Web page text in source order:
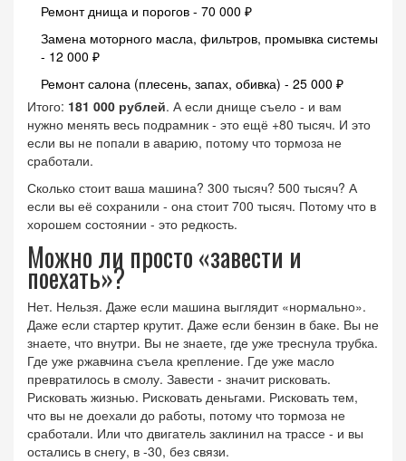
Ремонт днища и порогов - 70 000 ₽
Замена моторного масла, фильтров, промывка системы
- 12 000 ₽
Ремонт салона (плесень, запах, обивка) - 25 000 ₽
Итого: 181 000 рублей. А если днище съело - и вам
нужно менять весь подрамник - это ещё +80 тысяч. И это
если вы не попали в аварию, потому что тормоза не
сработали.
Сколько стоит ваша машина? 300 тысяч? 500 тысяч? А
если вы её сохранили - она стоит 700 тысяч. Потому что в
хорошем состоянии - это редкость.
Можно ли просто «завести и
поехать»?
Нет. Нельзя. Даже если машина выглядит «нормально».
Даже если стартер крутит. Даже если бензин в баке. Вы не
знаете, что внутри. Вы не знаете, где уже треснула трубка.
Где уже ржавчина съела крепление. Где уже масло
превратилось в смолу. Завести - значит рисковать.
Рисковать жизнью. Рисковать деньгами. Рисковать тем,
что вы не доехали до работы, потому что тормоза не
сработали. Или что двигатель заклинил на трассе - и вы
остались в снегу, в -30, без связи.